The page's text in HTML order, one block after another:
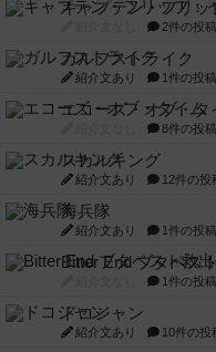
キャプテン・フリ
2件の投稿
ガルフストライク
紹介文あり 1件の投稿
エコーズ・オブ・タ
8件の投稿
スカルキング
紹介文あり 12件の投
海兵隊
紹介文あり 1件の投稿
Bitter End ブタペス
1件の投稿
ドコジャン
紹介文あり 10件の投